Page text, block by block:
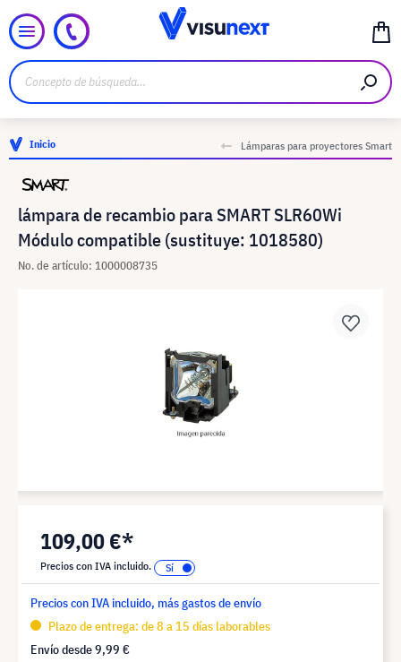
Inicio Lámparas para proyectores Smart
lámpara de recambio para SMART SLR60Wi
Módulo compatible (sustituye: 1018580)
No. de artículo: 1000008735
109,00 €*
Precios con IVA incluido.
Precios con IVA incluido, más gastos de envío
Plazo de entrega: de 8 a 15 días laborables
Envío desde9,99 €